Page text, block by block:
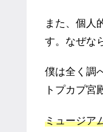
また、個人
す。なぜな
僕は全く調
トプカプ宮
ミュージア